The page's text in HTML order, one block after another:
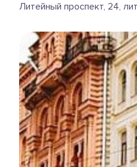
Литейный проспект, 24,